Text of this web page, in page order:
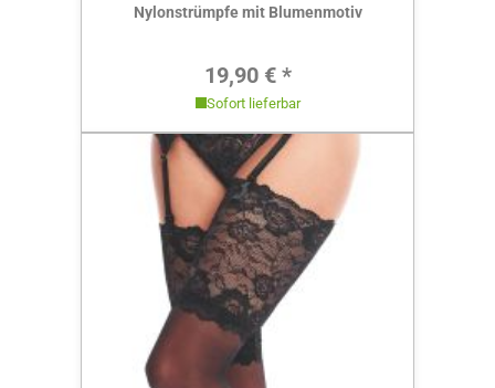
Nylonstrümpfe mit Blumenmotiv
Regulärer Preis:
19,90 € *
Sofort lieferbar